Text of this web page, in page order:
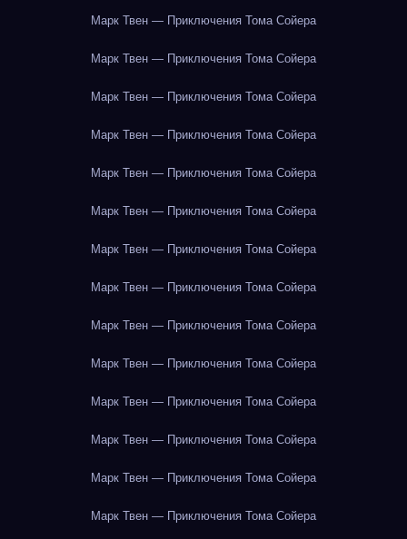
Марк Твен — Приключения Тома Сойера
Марк Твен — Приключения Тома Сойера
Марк Твен — Приключения Тома Сойера
Марк Твен — Приключения Тома Сойера
Марк Твен — Приключения Тома Сойера
Марк Твен — Приключения Тома Сойера
Марк Твен — Приключения Тома Сойера
Марк Твен — Приключения Тома Сойера
Марк Твен — Приключения Тома Сойера
Марк Твен — Приключения Тома Сойера
Марк Твен — Приключения Тома Сойера
Марк Твен — Приключения Тома Сойера
Марк Твен — Приключения Тома Сойера
Марк Твен — Приключения Тома Сойера